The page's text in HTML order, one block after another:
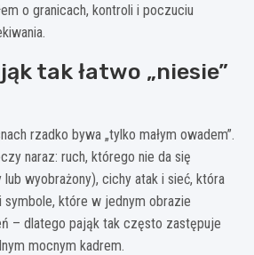
o granicach, kontroli i poczuciu
tak łatwo „niesie”
rzadko bywa „tylko małym owadem”.
naraz: ruch, którego nie da się
wyobrażony), cichy atak i sieć, która
symbole, które w jednym obrazie
– dlatego pająk tak często zastępuje
mocnym kadrem.